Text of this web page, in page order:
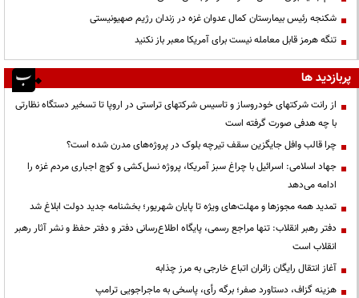
شکنجه رئیس بیمارستان کمال عدوان غزه در زندان رژیم صهیونیستی
تنگه هرمز قابل معامله نیست برای آمریکا معبر باز نکنید
پربازدید ها
از رانت‌ شرکتهای خودروساز و تاسیس شرکتهای تراستی در اروپا تا تسخیر دستگاه نظارتی
با چه هدفی صورت گرفته است
چرا قالب وافل جایگزین سقف تیرچه بلوک در پروژه‌های مدرن شده است؟
جهاد اسلامی: اسرائیل با چراغ سبز آمریکا، پروژه نسل‌کشی و کوچ اجباری مردم غزه را
ادامه می‌دهد
تمدید همه مجوزها و مهلت‌های ویژه تا پایان شهریور؛ بخشنامه جدید دولت ابلاغ شد
دفتر رهبر انقلاب: تنها مراجع رسمی، پایگاه اطلاع‌رسانی دفتر و دفتر حفظ و نشر آثار رهبر
انقلاب است
آغاز انتقال رایگان زائران اتباع خارجی به مرز چذابه
هزینه گزاف، دستاورد صفر؛ برگه رأی، پاسخی به ماجراجویی ترامپ